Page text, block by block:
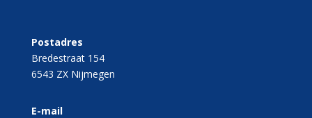
Postadres
Bredestraat 154
6543 ZX Nijmegen
E-mail